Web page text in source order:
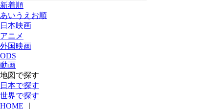
新着順
あいうえお順
日本映画
アニメ
外国映画
ODS
動画
地図で探す
日本で探す
世界で探す
HOME